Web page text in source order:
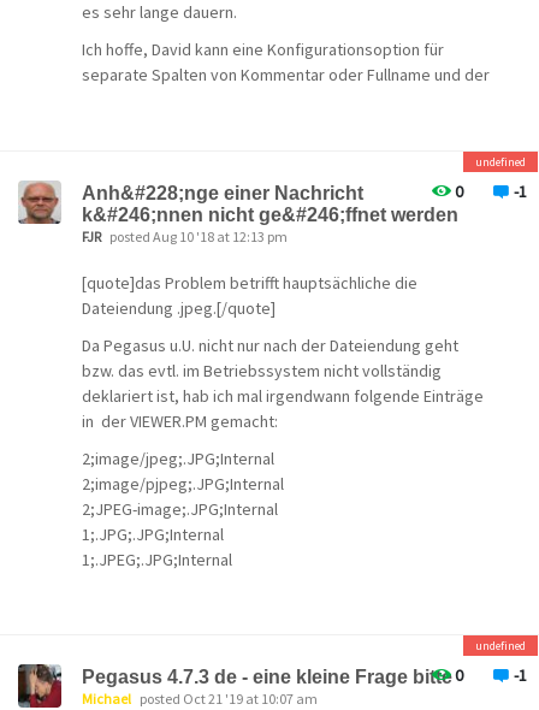
es sehr lange dauern.
Ich hoffe, David kann eine Konfigurationsoption für
separate Spalten von Kommentar oder Fullname und der
0 -1
undefined
Anh&#228;nge einer Nachricht
k&#246;nnen nicht ge&#246;ffnet werden
FJR posted Aug 10 '18 at 12:13 pm
[quote]das Problem betrifft hauptsächliche die
Dateiendung .jpeg.[/quote]
Da Pegasus u.U. nicht nur nach der Dateiendung geht
bzw. das evtl. im Betriebssystem nicht vollständig
deklariert ist, hab ich mal irgendwann folgende Einträge
in der VIEWER.PM gemacht:
2;image/jpeg;.JPG;Internal
2;image/pjpeg;.JPG;Internal
2;JPEG-image;.JPG;Internal
1;.JPG;.JPG;Internal
1;.JPEG;.JPG;Internal
Mailboxverzeichnis machst. Allerdings würde ich das
insbesondere in einer Multiuserumgebung immer in der
0 -1
undefined
Pegasus 4.7.3 de - eine kleine Frage bitte
Michael posted Oct 21 '19 at 10:07 am